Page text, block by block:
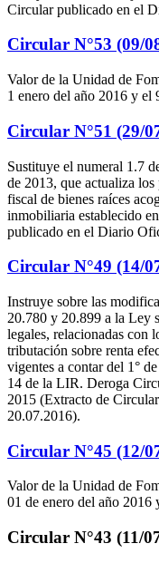
Circular publicado en el
Circular N°53 (09/
Valor de la Unidad de
1 enero del año 2016 y el
Circular N°51 (29/
Sustituye el numeral 1.7
de 2013, que actualiza
fiscal de bienes raíces
inmobiliaria establecido
publicado en el Diario
Circular N°49 (14/
Instruye sobre las
20.780 y 20.899 a la Ley
legales, relacionadas con
tributación sobre renta
vigentes a contar del 1°
14 de la LIR. Deroga
2015 (Extracto de
20.07.2016).
Circular N°45 (12/
Valor de la Unidad de
01 de enero del año 2016
Circular N°43 (11/